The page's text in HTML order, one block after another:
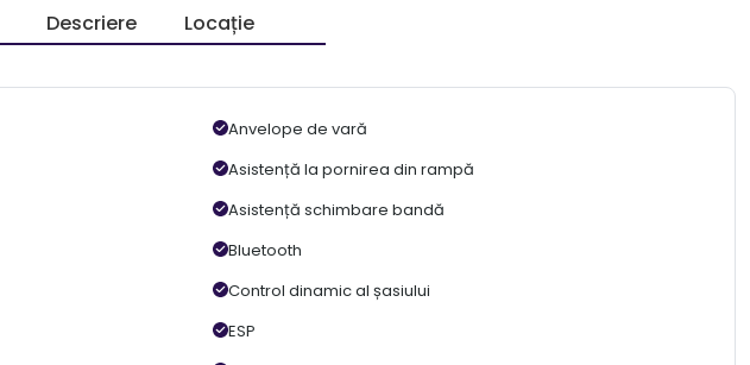
Descriere Locație
Anvelope de vară
Asistență la pornirea din rampă
Asistență schimbare bandă
Bluetooth
Control dinamic al șasiului
ESP